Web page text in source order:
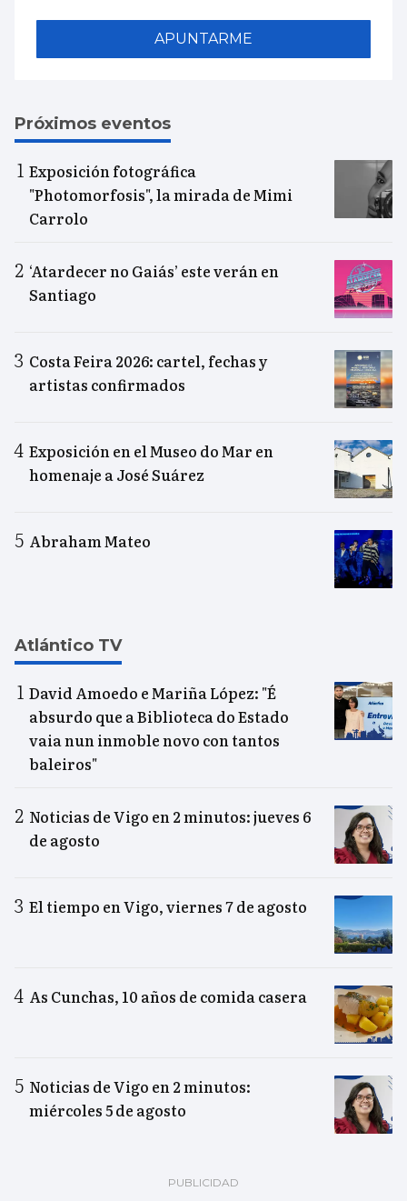
APUNTARME
Próximos eventos
Exposición fotográfica
"Photomorfosis", la mirada de Mimi
Carrolo
‘Atardecer no Gaiás’ este verán en
Santiago
Costa Feira 2026: cartel, fechas y
artistas confirmados
Exposición en el Museo do Mar en
homenaje a José Suárez
Abraham Mateo
Atlántico TV
David Amoedo e Mariña López: "É
absurdo que a Biblioteca do Estado
vaia nun inmoble novo con tantos
baleiros"
Noticias de Vigo en 2 minutos: jueves 6
de agosto
El tiempo en Vigo, viernes 7 de agosto
As Cunchas, 10 años de comida casera
Noticias de Vigo en 2 minutos:
miércoles 5 de agosto